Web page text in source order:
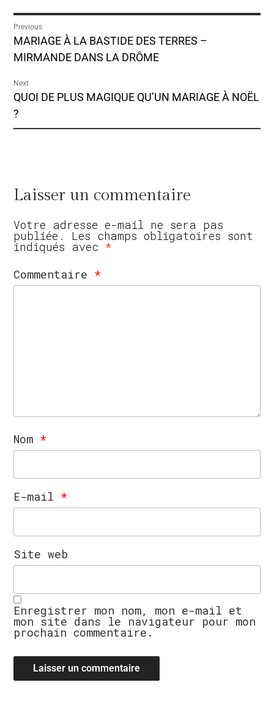
Previous
MARIAGE À LA BASTIDE DES TERRES –
MIRMANDE DANS LA DRÔME
Next
QUOI DE PLUS MAGIQUE QU’UN MARIAGE À NOËL
?
Laisser un commentaire
Votre adresse e-mail ne sera pas
publiée. Les champs obligatoires sont
indiqués avec *
Commentaire *
Nom *
E-mail *
Site web
Enregistrer mon nom, mon e-mail et
mon site dans le navigateur pour mon
prochain commentaire.